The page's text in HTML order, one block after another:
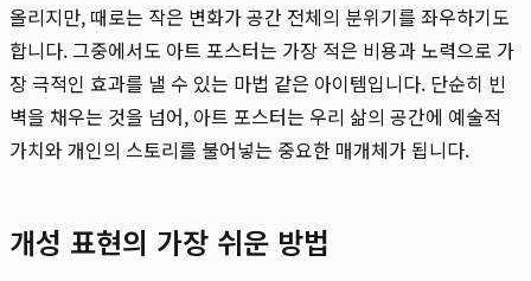
올리지만, 때로는 작은 변화가 공간 전체의 분위기를 좌우하기도
합니다. 그중에서도 아트 포스터는 가장 적은 비용과 노력으로 가
장 극적인 효과를 낼 수 있는 마법 같은 아이템입니다. 단순히 빈
벽을 채우는 것을 넘어, 아트 포스터는 우리 삶의 공간에 예술적
가치와 개인의 스토리를 불어넣는 중요한 매개체가 됩니다.
개성 표현의 가장 쉬운 방법